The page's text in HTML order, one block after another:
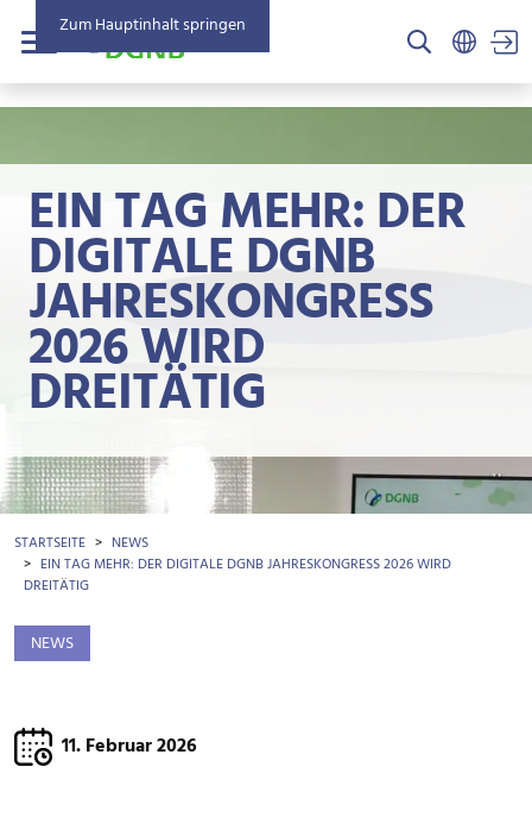
Zum Hauptinhalt springen
Menü
EIN TAG MEHR: DER
DIGITALE DGNB
JAHRESKONGRESS
2026 WIRD
DREITÄTIG
BROTKRÜMEL
STARTSEITE
NEWS
EIN TAG MEHR: DER DIGITALE DGNB JAHRESKONGRESS 2026 WIRD
DREITÄTIG
NEWS
11. Februar 2026